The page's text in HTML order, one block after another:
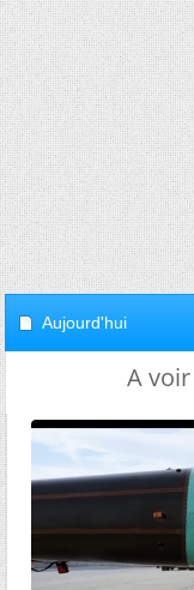
Aujourd'hui
A